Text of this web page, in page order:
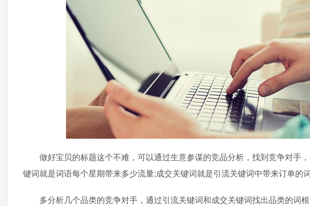
做好宝贝的标题这个不难，可以通过生意参谋的竞品分析，找到竞争对手
键词就是词语每个星期带来多少流量;成交关键词就是引流关键词中带来订单的词
多分析几个品类的竞争对手，通过引流关键词和成交关键词找出品类的词根